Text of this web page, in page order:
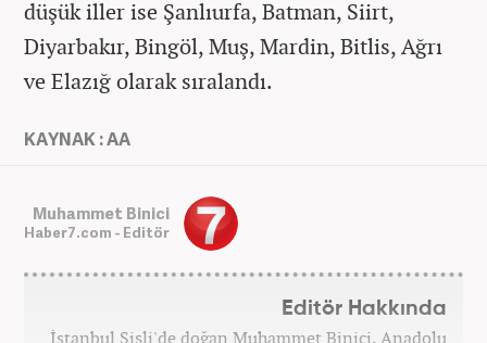
düşük iller ise Şanlıurfa, Batman, Siirt,
Diyarbakır, Bingöl, Muş, Mardin, Bitlis, Ağrı
ve Elazığ olarak sıralandı.
KAYNAK : AA
Muhammet Binici
Haber7.com - Editör
Editör Hakkında
İstanbul Şişli'de doğan Muhammet Binici, Anadolu